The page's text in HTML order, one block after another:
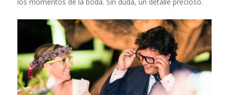
los momentos de la boda. Sin duda, un detalle precioso.